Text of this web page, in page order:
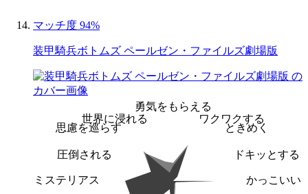
マッチ度 94%
装甲騎兵ボトムズ ペールゼン・ファイルズ劇場版
勇気をもらえる
ワクワクする
ときめく
ドキッとする
かっこいい
ミステリアス
圧倒される
思慮を巡らす
世界に浸れる